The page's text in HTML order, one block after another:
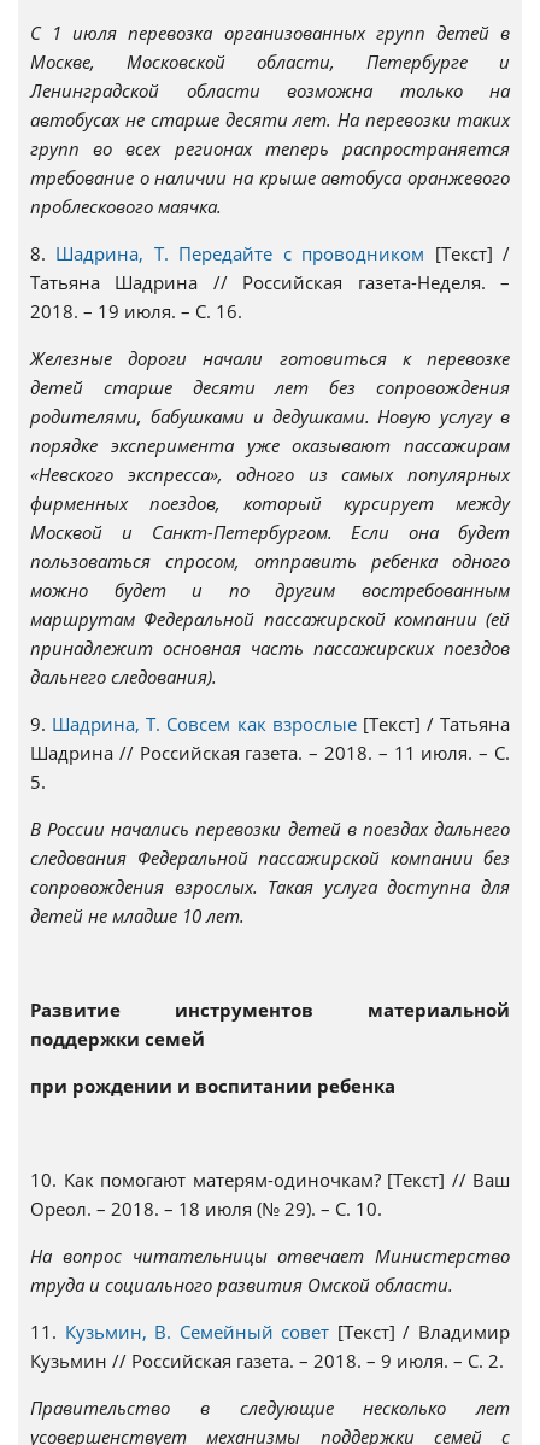
С 1 июля перевозка организованных групп детей в
Москве, Московской области, Петербурге и
Ленинградской области возможна только на
автобусах не старше десяти лет. На перевозки таких
групп во всех регионах теперь распространяется
требование о наличии на крыше автобуса оранжевого
проблескового маячка.
8. Шадрина, Т. Передайте с проводником [Текст] /
Татьяна Шадрина // Российская газета-Неделя. –
2018. – 19 июля. – С. 16.
Железные дороги начали готовиться к перевозке
детей старше десяти лет без сопровождения
родителями, бабушками и дедушками. Новую услугу в
порядке эксперимента уже оказывают пассажирам
«Невского экспресса», одного из самых популярных
фирменных поездов, который курсирует между
Москвой и Санкт-Петербургом. Если она будет
пользоваться спросом, отправить ребенка одного
можно будет и по другим востребованным
маршрутам Федеральной пассажирской компании (ей
принадлежит основная часть пассажирских поездов
дальнего следования).
9. Шадрина, Т. Совсем как взрослые[Текст] / Татьяна
Шадрина // Российская газета. – 2018. – 11 июля. – С.
5.
В России начались перевозки детей в поездах дальнего
следования Федеральной пассажирской компании без
сопровождения взрослых. Такая услуга доступна для
детей не младше 10 лет.
Развитие инструментов материальной
поддержки семей
при рождении и воспитании ребенка
10. Как помогают матерям-одиночкам? [Текст] // Ваш
Ореол. – 2018. – 18 июля (№ 29). – С. 10.
На вопрос читательницы отвечает Министерство
труда и социального развития Омской области.
11. Кузьмин, В. Семейный совет [Текст] / Владимир
Кузьмин // Российская газета. – 2018. – 9 июля. – С. 2.
Правительство в следующие несколько лет
усовершенствует механизмы поддержки семей с